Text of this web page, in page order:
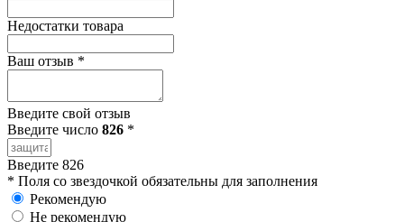
Недостатки товара
Ваш отзыв *
Введите свой отзыв
Введите число 826 *
Введите 826
* Поля со звездочкой обязательны для заполнения
Рекомендую
Не рекомендую